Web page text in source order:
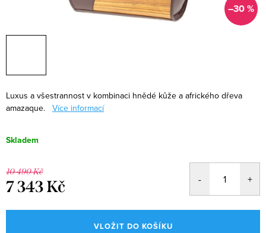
–30 %
Luxus a všestrannost v kombinaci hnědé kůže a afrického dřeva
amazaque. Více informací
Skladem
10 490 Kč
7 343 Kč
cena:
VLOŽIT DO KOŠÍKU